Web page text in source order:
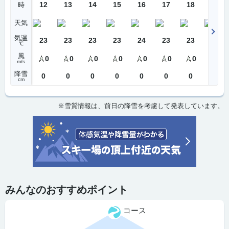
時
天気
気温
℃
風
m/s
降雪
cm
12
23
0
0
13
23
0
0
14
23
0
0
15
23
0
0
16
24
0
0
17
23
0
0
18
23
0
0
※雪質情報は、前日の降雪を考慮して発表しています。
みんなのおすすめポイント
コース